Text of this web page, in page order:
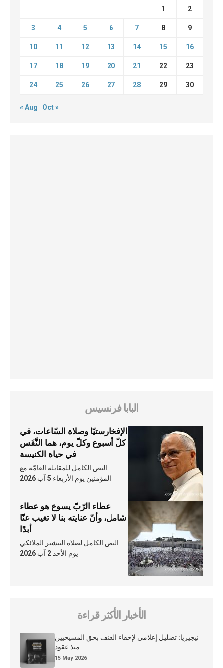
1 2
3 4 5 6 7 8 9
10 11 12 13 14 15 16
17 18 19 20 21 22 23
24 25 26 27 28 29 30
« Aug Oct »
البابا فرنسيس
الإفخارستيّا وصلاة السّاعات، في
كلّ أسبوع وكلّ يوم، هما النَّفَس
في حياة الكنيسة
النص الكامل للمقابلة العامّة مع
المؤمنين يوم الأربعاء 5 آب 2026
عطاء الرّبّ يسوع هو عطاء
شامل، وأنّ عنايته بنا لا تغيب عنّا
أبدًا
النص الكامل لصلاة التبشير الملائكي
يوم الأحد 2 آب 2026
الأخبار الأكثر قراءة
نيجيريا: تضليل إعلامي لإخفاء العنف بحق المسيحيين
منذ عقود
15 May 2026